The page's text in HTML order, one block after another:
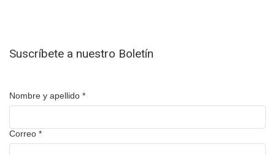
Suscríbete a nuestro Boletín
Nombre y apellido *
Correo *